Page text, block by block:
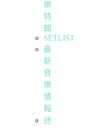
樂
特
輯
SETLIST
最
新
音
樂
情
報
迷